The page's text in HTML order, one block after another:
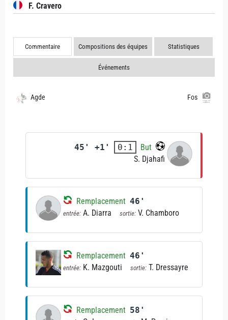
F. Cravero
Commentaire Compositions des équipes Statistiques
Événements
Agde Fos
45' +1' 0:1
But
S. Djahafi
Remplacement 46'
entrée: A. Diarra sortie: V. Chamboro
Remplacement 46'
entrée: K. Mazgouti sortie: T. Dressayre
Remplacement 58'